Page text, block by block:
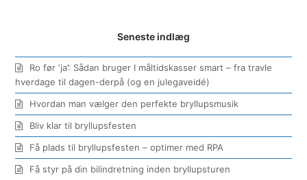
Seneste indlæg
Ro før ‘ja’: Sådan bruger I måltidskasser smart – fra travle
hverdage til dagen-derpå (og en julegaveidé)
Hvordan man vælger den perfekte bryllupsmusik
Bliv klar til bryllupsfesten
Få plads til bryllupsfesten – optimer med RPA
Få styr på din bilindretning inden bryllupsturen